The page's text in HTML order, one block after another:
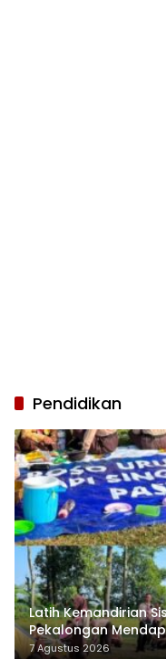
Pendidikan
Latih Kemandirian
Pekalongan
Positif Orang Tua
7 Agustus 2026